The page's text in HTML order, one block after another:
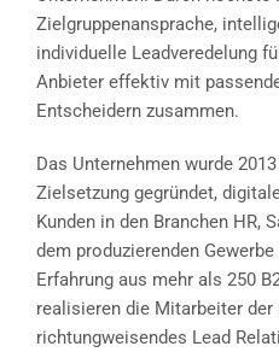
Zielgruppenansprache,
individuelle Leadveredelung
Anbieter effektiv mit
Entscheidern zusammen.
Das Unternehmen wurde
Zielsetzung gegründet,
Kunden in den Branchen HR,
dem produzierenden
Erfahrung aus mehr als 250
realisieren die Mitarbeiter der
richtungweisendes Lead